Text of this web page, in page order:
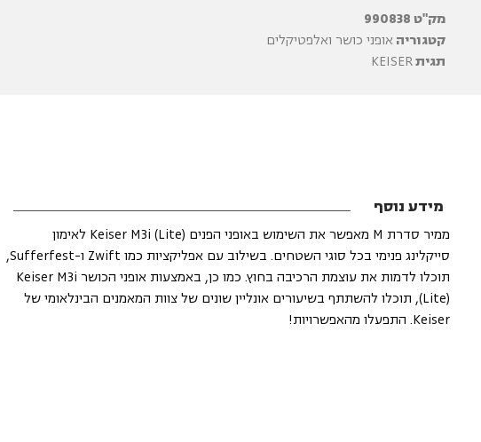
מק"ט990838
קטגוריה אופני כושר ואלפטיקלים
תגיתKEISER
מידע נוסף
ממיר סדרת M מאפשר את השימוש באופני הפנים Keiser M3i (Lite) לאימון
סייקלינג פנימי בכל סוגי השטחים. בשילוב עם אפליקציות כמו Zwift ו-Sufferfest,
תוכלו לדמות את עוצמת הרכיבה בחוץ. כמו כן, באמצעות אופני הכושר Keiser M3i
(Lite), תוכלו להשתתף בשיעורים אונליין שונים של צוות המאמנים הבינלאומי של
Keiser. התפעלו מהאפשרויות!